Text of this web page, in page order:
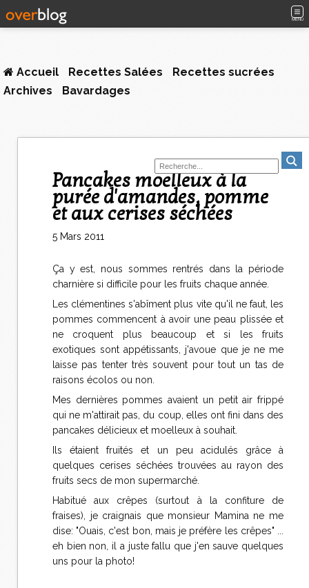
MENU
Accueil Recettes Salées
Recettes sucrées
Archives
Bavardages
Pancakes moelleux à la
purée d'amandes, pomme
et aux cerises séchées
5 Mars 2011
Ça y est, nous sommes rentrés dans la période
charnière si difficile pour les fruits chaque année.
Les clémentines s'abîment plus vite qu'il ne faut, les
pommes commencent à avoir une peau plissée et
ne croquent plus beaucoup et si les fruits
exotiques sont appétissants, j'avoue que je ne me
laisse pas tenter très souvent pour tout un tas de
raisons écolos ou non.
Mes dernières pommes avaient un petit air frippé
qui ne m'attirait pas, du coup, elles ont fini dans des
pancakes délicieux et moelleux à souhait.
Ils étaient fruités et un peu acidulés grâce à
quelques cerises séchées trouvées au rayon des
fruits secs de mon supermarché.
Habitué aux crêpes (surtout à la confiture de
fraises), je craignais que monsieur Mamina ne me
dise: "Ouais, c'est bon, mais je préfère les crêpes" ...
eh bien non, il a juste fallu que j'en sauve quelques
uns pour la photo!